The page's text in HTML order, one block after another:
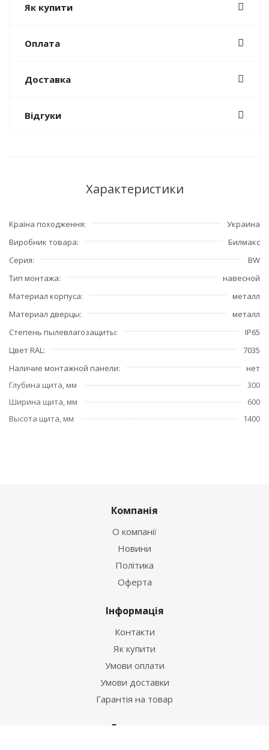
Як купити
Оплата
Доставка
Відгуки
Характеристики
Країна походження
Украина
Виробник товара
Билмакс
Серия
BW
Тип монтажа
навесной
Материал корпуса
металл
Материал дверцы
металл
Степень пылевлагозащиты
IP65
Цвет RAL
7035
Наличие монтажной панели
нет
Глубина щита, мм
300
Ширина щита, мм
600
Высота щита, мм
1400
Компанія
О компанії
Новини
Політика
Оферта
Інформація
Контакти
Як купити
Умови оплати
Умови доставки
Гарантія на товар
Допомога